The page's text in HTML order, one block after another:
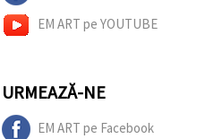
EM ART pe YOUTUBE
URMEAZĂ-NE
EM ART pe Facebook